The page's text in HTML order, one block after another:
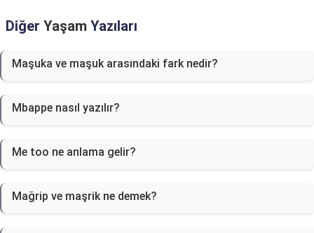
Diğer Yaşam Yazıları
Maşuka ve maşuk arasındaki fark nedir?
Mbappe nasıl yazılır?
Me too ne anlama gelir?
Mağrip ve maşrik ne demek?